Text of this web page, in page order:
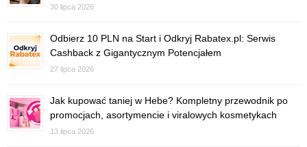
30 lipca 2026
Odbierz 10 PLN na Start i Odkryj Rabatex.pl: Serwis
Cashback z Gigantycznym Potencjałem
27 lipca 2026
Jak kupować taniej w Hebe? Kompletny przewodnik po
promocjach, asortymencie i viralowych kosmetykach
13 lipca 2026